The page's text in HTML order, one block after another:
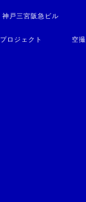
神戸三宮阪急ビル
ロジェクト 空撮